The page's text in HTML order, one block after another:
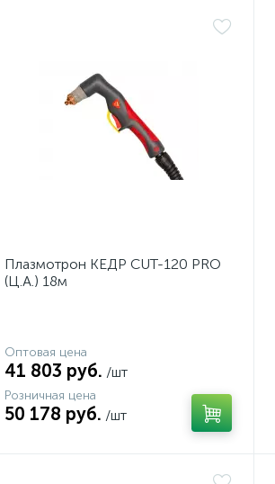
Плазмотрон КЕДР CUT-120 PRO
(Ц.А.) 18м
Оптовая цена
41 803 руб. /шт
Розничная цена
50 178 руб. /шт